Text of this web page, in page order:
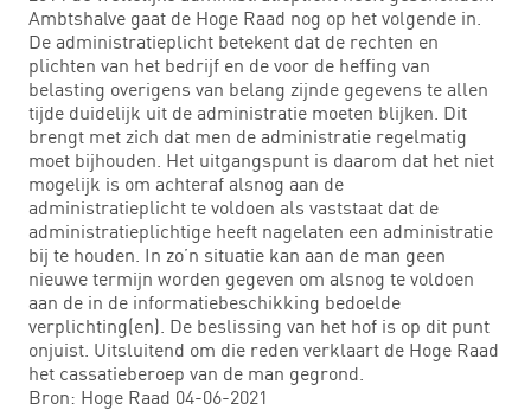
Ambtshalve gaat de Hoge Raad nog op het volgende in.
De administratieplicht betekent dat de rechten en
plichten van het bedrijf en de voor de heffing van
belasting overigens van belang zijnde gegevens te allen
tijde duidelijk uit de administratie moeten blijken. Dit
brengt met zich dat men de administratie regelmatig
moet bijhouden. Het uitgangspunt is daarom dat het niet
mogelijk is om achteraf alsnog aan de
administratieplicht te voldoen als vaststaat dat de
administratieplichtige heeft nagelaten een administratie
bij te houden. In zo’n situatie kan aan de man geen
nieuwe termijn worden gegeven om alsnog te voldoen
aan de in de informatiebeschikking bedoelde
verplichting(en). De beslissing van het hof is op dit punt
onjuist. Uitsluitend om die reden verklaart de Hoge Raad
het cassatieberoep van de man gegrond.
Bron: Hoge Raad 04-06-2021